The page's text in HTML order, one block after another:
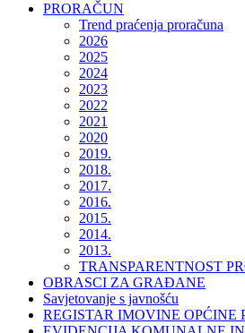
PRORAČUN
Trend praćenja proračuna
2026
2025
2024
2023
2022
2021
2020
2019.
2018.
2017.
2016.
2015.
2014.
2013.
TRANSPARENTNOST
OBRASCI ZA GRAĐANE
Savjetovanje s javnošću
REGISTAR IMOVINE OPĆINE